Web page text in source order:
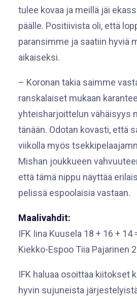
tulee kovaa ja meillä jäi
päälle. Positiivista oli, että
paransimme ja saatiin hyviä
aikaiseksi.
– Koronan takia saimme
ranskalaiset mukaan
yhteisharjoittelun vähäisyys
tänään. Odotan kovasti, että
viikolla myös
Mishan joukkueen
että tämä nippu näyttää
pelissä espoolaisia vastaan.
Maalivahdit:
IFK Iina Kuusela 18 + 16 + 14
Kiekko-Espoo Tiia Pajarinen
IFK haluaa osoittaa kiitokset
hyvin sujuneista